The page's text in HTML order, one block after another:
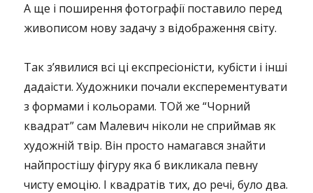
А ще і поширення фотографії поставило перед
живописом нову задачу з відображення світу.
Так з’явилися всі ці експресіоністи, кубісти і інші
дадаісти. Художники почали експерементувати
з формами і кольорами. ТОй же “Чорний
квадрат” сам Малевич ніколи не сприймав як
художній твір. Він просто намагався знайти
найпростішу фігуру яка б викликала певну
чисту емоцію. І квадратів тих, до речі, було два.